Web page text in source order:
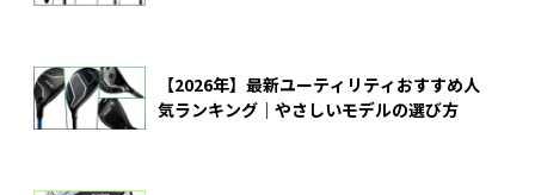
【2026年】最新ユーティリティおすすめ人
気ランキング｜やさしいモデルの選び方